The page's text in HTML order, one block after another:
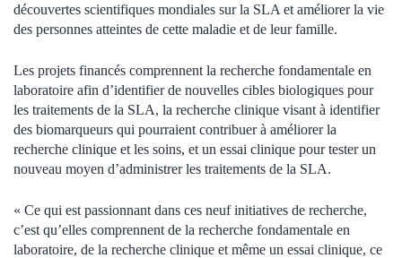
découvertes scientifiques mondiales sur la SLA et améliorer la vie
des personnes atteintes de cette maladie et de leur famille.
Les projets financés comprennent la recherche fondamentale en
laboratoire afin d’identifier de nouvelles cibles biologiques pour
les traitements de la SLA, la recherche clinique visant à identifier
des biomarqueurs qui pourraient contribuer à améliorer la
recherche clinique et les soins, et un essai clinique pour tester un
nouveau moyen d’administrer les traitements de la SLA.
« Ce qui est passionnant dans ces neuf initiatives de recherche,
c’est qu’elles comprennent de la recherche fondamentale en
laboratoire, de la recherche clinique et même un essai clinique, ce